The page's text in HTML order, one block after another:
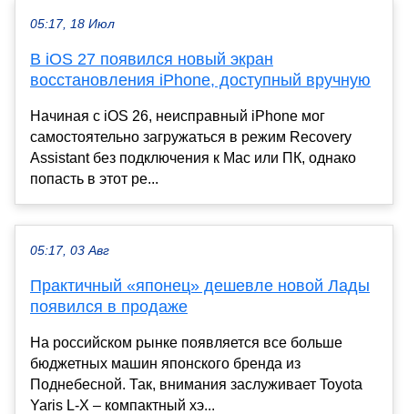
05:17, 18 Июл
В iOS 27 появился новый экран
восстановления iPhone, доступный вручную
Начиная с iOS 26, неисправный iPhone мог
самостоятельно загружаться в режим Recovery
Assistant без подключения к Mac или ПК, однако
попасть в этот ре...
05:17, 03 Авг
Практичный «японец» дешевле новой Лады
появился в продаже
На российском рынке появляется все больше
бюджетных машин японского бренда из
Поднебесной. Так, внимания заслуживает Toyota
Yaris L-X – компактный хэ...